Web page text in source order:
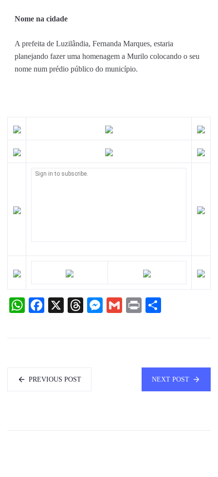
Nome na cidade
A prefeita de Luzilândia, Fernanda Marques, estaria
planejando fazer uma homenagem a Murilo colocando o seu
nome num prédio público do município.
WhatsApp
Facebook
X Threads
Messenger
Gmail
Print
PREVIOUS POST NEXT POST